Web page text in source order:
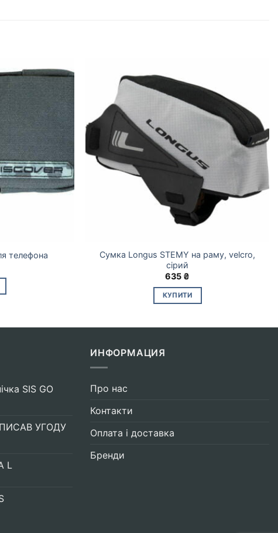
телефона
Сумка Longus STEMY на раму, velcro,
сірий
635 ₴
КУПИТИ
SIS GO
УГОДУ
L
ИНФОРМАЦИЯ
Про нас
Контакти
Оплата і доставка
Бренди